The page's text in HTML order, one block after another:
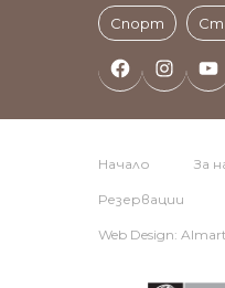
Спорт
Facebook Instagram YouTube
Начало За
Резервации
Web Design: